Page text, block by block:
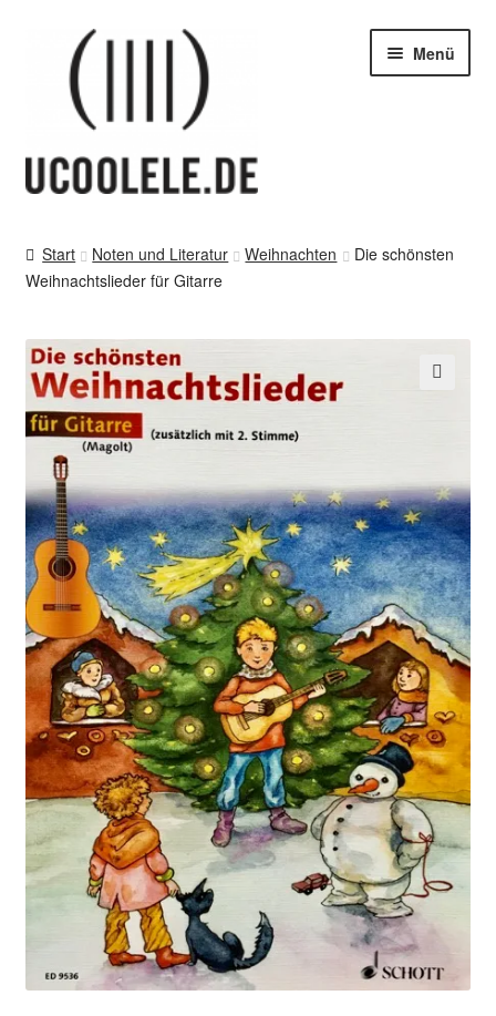
Navigation
springen
springen
Menü
Tipps
SHOP
öffnen
vor Ort – in Leipzig
Kontakt / Impressum / AGB & co
öffnen
Start Noten und Literatur Weihnachten
Die schönsten
Weihnachtslieder für Gitarre